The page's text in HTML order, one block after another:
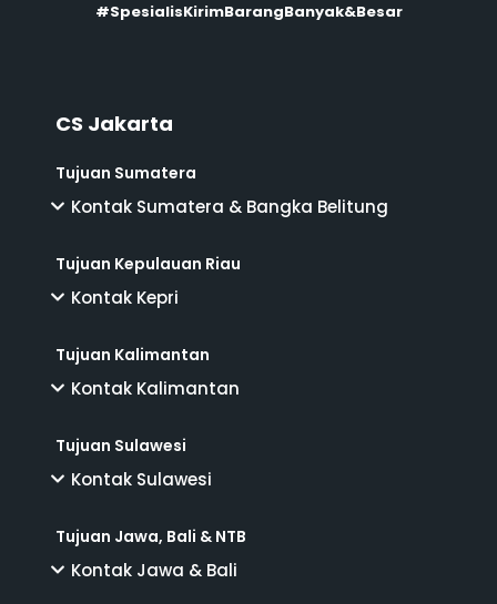
#SpesialisKirimBarangBanyak&Besar
CS Jakarta
Tujuan Sumatera
Kontak Sumatera & Bangka Belitung
Tujuan Kepulauan Riau
Kontak Kepri
Tujuan Kalimantan
Kontak Kalimantan
Tujuan Sulawesi
Kontak Sulawesi
Tujuan Jawa, Bali & NTB
Kontak Jawa & Bali